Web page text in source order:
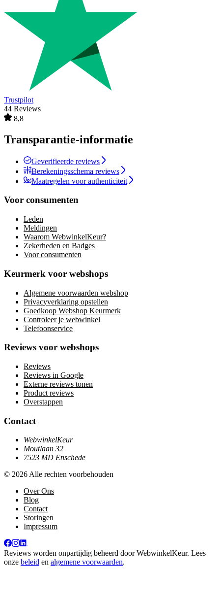
Trustpilot
44 Reviews
8,8
Transparantie-informatie
Geverifieerde reviews
Berekeningsschema reviews
Maatregelen voor authenticiteit
Voor consumenten
Leden
Meldingen
Waarom WebwinkelKeur?
Zekerheden en Badges
Voor consumenten
Keurmerk voor webshops
Algemene voorwaarden webshop
Privacyverklaring opstellen
Goedkoop Webshop Keurmerk
Controleer je webwinkel
Telefoonservice
Reviews voor webshops
Reviews
Reviews in Google
Externe reviews tonen
Product reviews
Overstappen
Contact
WebwinkelKeur
Moutlaan 32
7523 MD Enschede
© 2026 Alle rechten voorbehouden
Over Ons
Blog
Contact
Storingen
Impressum
Reviews worden onpartijdig beheerd doorWebwinkelKeur. Lees
onze beleid en algemene voorwaarden.